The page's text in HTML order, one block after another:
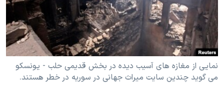
فرهنگ و زندگی
حقوق شهروندی
اقتصادی
علم و فناوری
اسرائیل در جنگ
مستندها
انتخابات ریاست جمهوری آمریکا ۲۰۲۴
حمله جمهوری اسلامی به اسرائیل
رمز مهسا
ورزش زنان در ایران
دنبال کنید
زبانهای مختلف
نمایی از مغازه های آسیب دیده در بخش قدیمی حلب - یونسکو
می گوید چندین سایت میراث جهانی در سوریه در خطر هستند.